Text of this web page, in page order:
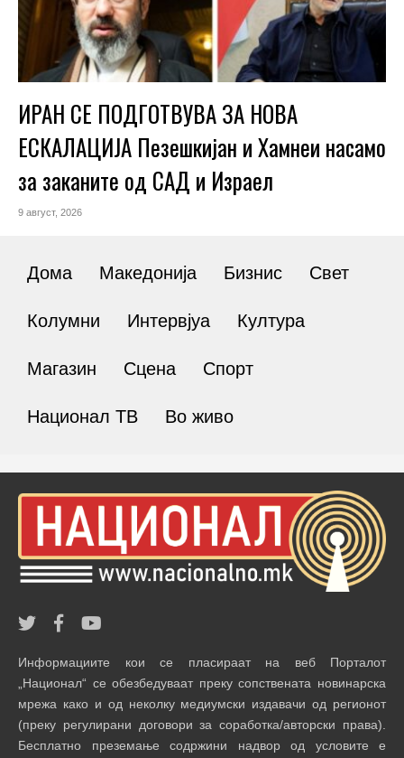
ИРАН СЕ ПОДГОТВУВА ЗА НОВА
ЕСКАЛАЦИЈА Пезешкијан и Хамнеи насамо
за заканите од САД и Израел
9 август, 2026
Дома Македонија Бизнис Свет
Колумни Интервјуа Култура
Магазин Сцена Спорт
Национал ТВ Во живо
Информациите кои се пласираат на веб Порталот
„Национал“ се обезбедуваат преку сопствената новинарска
мрежа како и од неколку медиумски издавачи од регионот
(преку регулирани договори за соработка/авторски права).
Бесплатно преземање содржини надвор од условите е